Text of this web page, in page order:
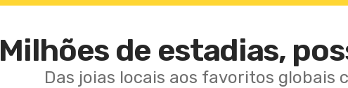
Milhões de estadias,
Das joias locais aos favoritos globais